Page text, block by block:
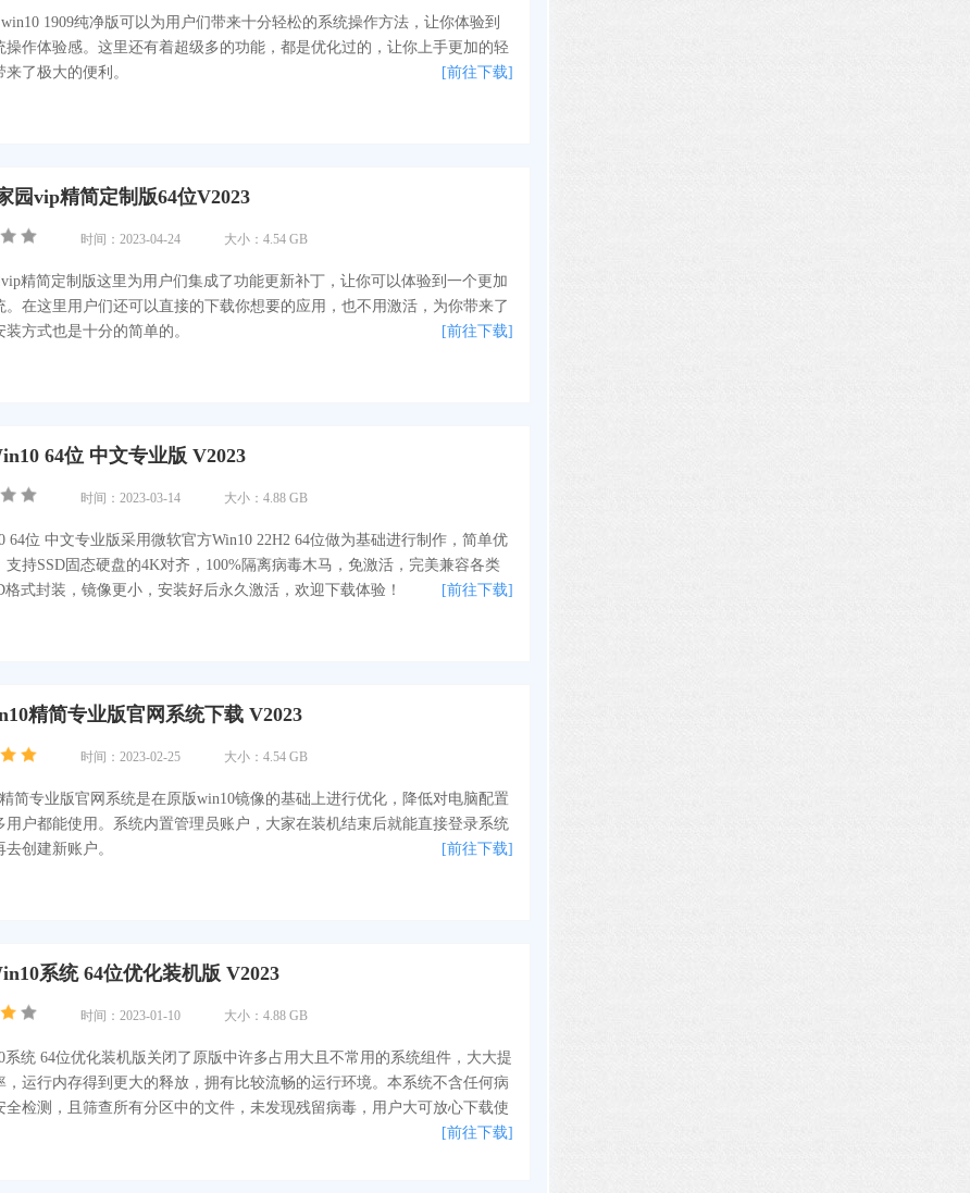
1909纯净版可以为用户们带来十分轻松的系统操作方法，让你体验到
操作体验感。这里还有着超级多的功能，都是优化过的，让你上手更加的轻
了极大的便利。
[前往下载]
园vip精简定制版64位V2023
时间：2023-04-24 大小：4.54 GB
精简定制版这里为用户们集成了功能更新补丁，让你可以体验到一个更加
。在这里用户们还可以直接的下载你想要的应用，也不用激活，为你带来了
方式也是十分的简单的。
[前往下载]
64位 中文专业版 V2023
时间：2023-03-14 大小：4.88 GB
64位 中文专业版采用微软官方Win10 22H2 64位做为基础进行制作，简单优
支持SSD固态硬盘的4K对齐，100%隔离病毒木马，免激活，完美兼容各类
格式封装，镜像更小，安装好后永久激活，欢迎下载体验！
[前往下载]
精简专业版官网系统下载 V2023
时间：2023-02-25 大小：4.54 GB
简专业版官网系统是在原版win10镜像的基础上进行优化，降低对电脑配置
用户都能使用。系统内置管理员账户，大家在装机结束后就能直接登录系统
创建新账户。
[前往下载]
系统 64位优化装机版 V2023
时间：2023-01-10 大小：4.88 GB
系统 64位优化装机版关闭了原版中许多占用大且不常用的系统组件，大大提
，运行内存得到更大的释放，拥有比较流畅的运行环境。本系统不含任何病
全检测，且筛查所有分区中的文件，未发现残留病毒，用户大可放心下载使
[前往下载]